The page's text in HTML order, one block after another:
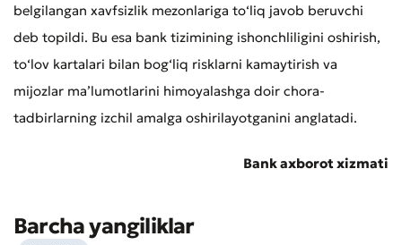
belgilangan xavfsizlik mezonlariga to‘liq javob beruvchi
deb topildi. Bu esa bank tizimining ishonchliligini oshirish,
to‘lov kartalari bilan bog‘liq risklarni kamaytirish va
mijozlar ma’lumotlarini himoyalashga doir chora-
tadbirlarning izchil amalga oshirilayotganini anglatadi.
Bank axborot xizmati
Barcha yangiliklar